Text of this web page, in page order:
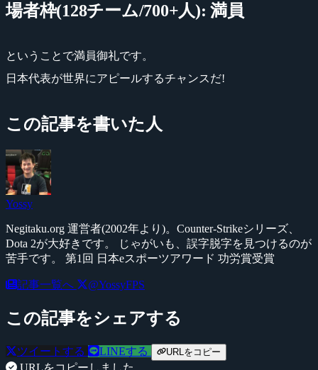
場者枠(128チーム/700+人): 満員
ということで満員御礼です。
日本代表が世界にアピールするチャンスだ!
この記事を書いた人
Yossy
Negitaku.org 運営者(2002年より)。Counter-Strikeシリーズ、
Dota 2が大好きです。 じゃがいも、誤字脱字を見つけるのが
苦手です。 第1回 日本eスポーツアワード 功労賞受賞
記事一覧へ @YossyFPS
この記事をシェアする
ツイートする LINEする URLをコピー
URLをコピーしました